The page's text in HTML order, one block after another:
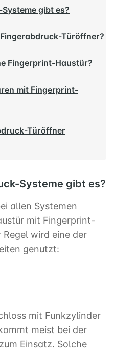
gibt es?
Türöffner?
Fingerprint-Haustür?
mit Fingerprint-
Türöffner
Systeme gibt es?
allen Systemen
mit Fingerprint-
wird eine der
genutzt:
mit Funkzylinder
meist bei der
Einsatz. Solche